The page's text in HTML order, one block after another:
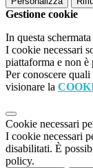
Gestione cookie
In questa
I cookie necessari
piattaforma e non
Per conoscere
visionare la
Cookie necessari
I cookie necessari
disabilitati. È
policy.